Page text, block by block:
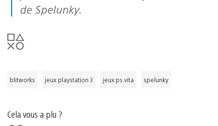
de Spelunky.
blitworks jeux playstation 3 jeux ps vita spelunky
Cela vous a plu ?